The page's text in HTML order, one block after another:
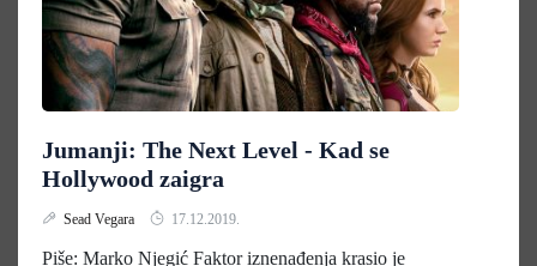
Jumanji: The Next Level - Kad se
Hollywood zaigra
Sead Vegara 17.12.2019.
Piše: Marko Njegić Faktor iznenađenja krasio je